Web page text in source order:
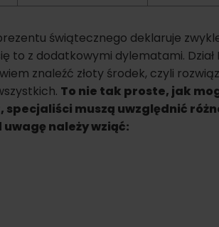
świątecznego deklaruje
z dodatkowymi dylematami. Dział
znaleźć złoty środek, czyli
To nie tak proste, jak
muszą uwzględnić
należy wziąć: